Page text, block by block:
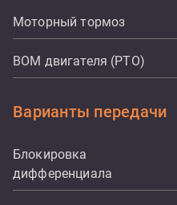
Моторный тормоз
ВОМ двигателя (PTO)
Варианты передачи
Блокировка
дифференциала